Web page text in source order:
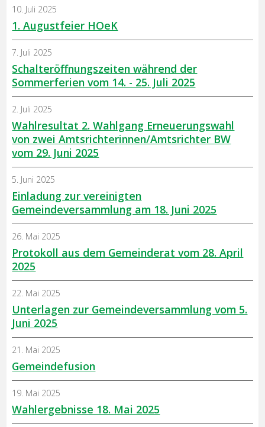
1. Augustfeier HOeK
10. Juli 2025
Schalteröffnungszeiten während der
Sommerferien vom 14. - 25. Juli 2025
7. Juli 2025
Wahlresultat 2. Wahlgang Erneuerungswahl
von zwei Amtsrichterinnen/Amtsrichter BW
vom 29. Juni 2025
2. Juli 2025
Einladung zur vereinigten
Gemeindeversammlung am 18. Juni 2025
5. Juni 2025
Protokoll aus dem Gemeinderat vom 28. April
2025
26. Mai 2025
Unterlagen zur Gemeindeversammlung vom 5.
Juni 2025
22. Mai 2025
Gemeindefusion
21. Mai 2025
Wahlergebnisse 18. Mai 2025
19. Mai 2025